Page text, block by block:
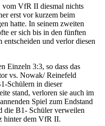
vom VfR II diesmal nichts
erst vor kurzem beim
hatte. In seinem zweiten
er sich bis in den fünften
und verlor diesen
Einzeln 3:3, so dass das
vs. Nowak/ Reinefeld
Schülern in dieser
stand, verloren sie auch im
Spiel zum Endstand
die B1- Schüler verweilen
hinter dem VfR II.